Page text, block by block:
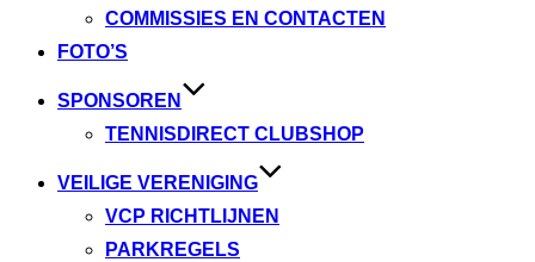
COMMISSIES EN CONTACTEN
FOTO’S
SPONSOREN
TENNISDIRECT CLUBSHOP
VEILIGE VERENIGING
VCP RICHTLIJNEN
PARKREGELS